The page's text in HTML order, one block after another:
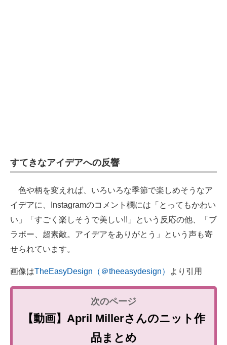
すてきなアイデアへの反響
色や柄を変えれば、いろいろな季節で楽しめそうなア
イデアに、Instagramのコメント欄には「とってもかわい
い」「すごく楽しそうで美しい!!」という反応の他、「ブ
ラボー、超素敵。アイデアをありがとう」という声も寄
せられています。
画像はTheEasyDesign（＠theeasydesign） より引用
【動画】April Millerさんのニット作
品まとめ